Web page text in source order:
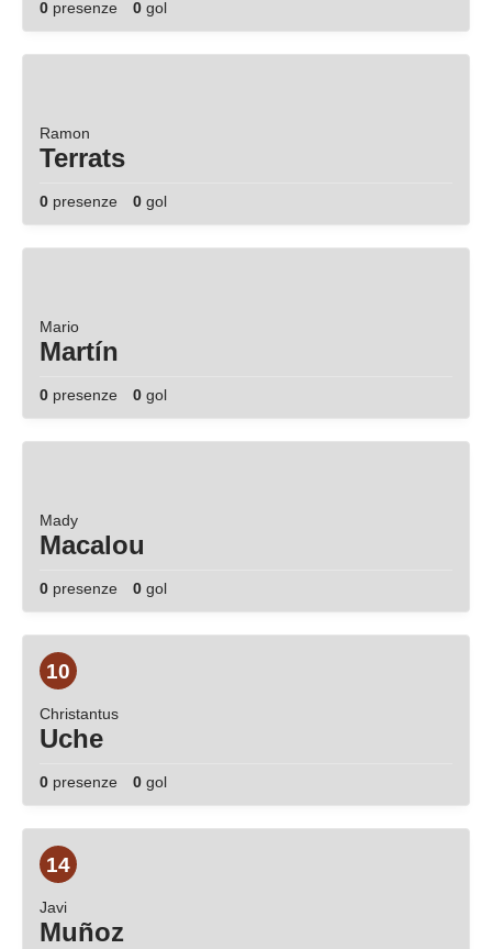
0 presenze 0 gol
Ramon
Terrats
0 presenze 0 gol
Mario
Martín
0 presenze 0 gol
Mady
Macalou
0 presenze 0 gol
10
Christantus
Uche
0 presenze 0 gol
14
Javi
Muñoz